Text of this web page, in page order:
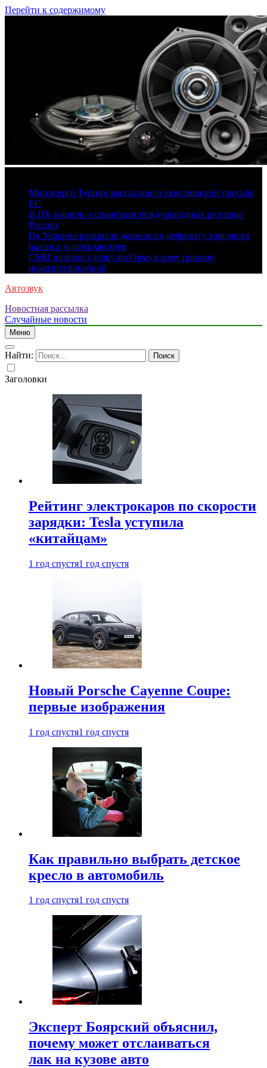
Перейти к содержимому
Минэнерго Турции рассказало о невозможной просьбе
ЕС
В ЦБ заявили о снижении международных резервов
России
На Украине раскрыли данные по дефициту торгового
баланса за семь месяцев
СМИ назвали сделку по Ормузскому проливу
нежизнеспособной
Автозвук
Новостная рассылка
Случайные новости
Меню
Найти:
Заголовки
Рейтинг электрокаров по скорости
зарядки: Tesla уступила
«китайцам»
1 год спустя1 год спустя
Новый Porsche Cayenne Coupe:
первые изображения
1 год спустя1 год спустя
Как правильно выбрать детское
кресло в автомобиль
1 год спустя1 год спустя
Эксперт Боярский объяснил,
почему может отслаиваться
лак на кузове авто